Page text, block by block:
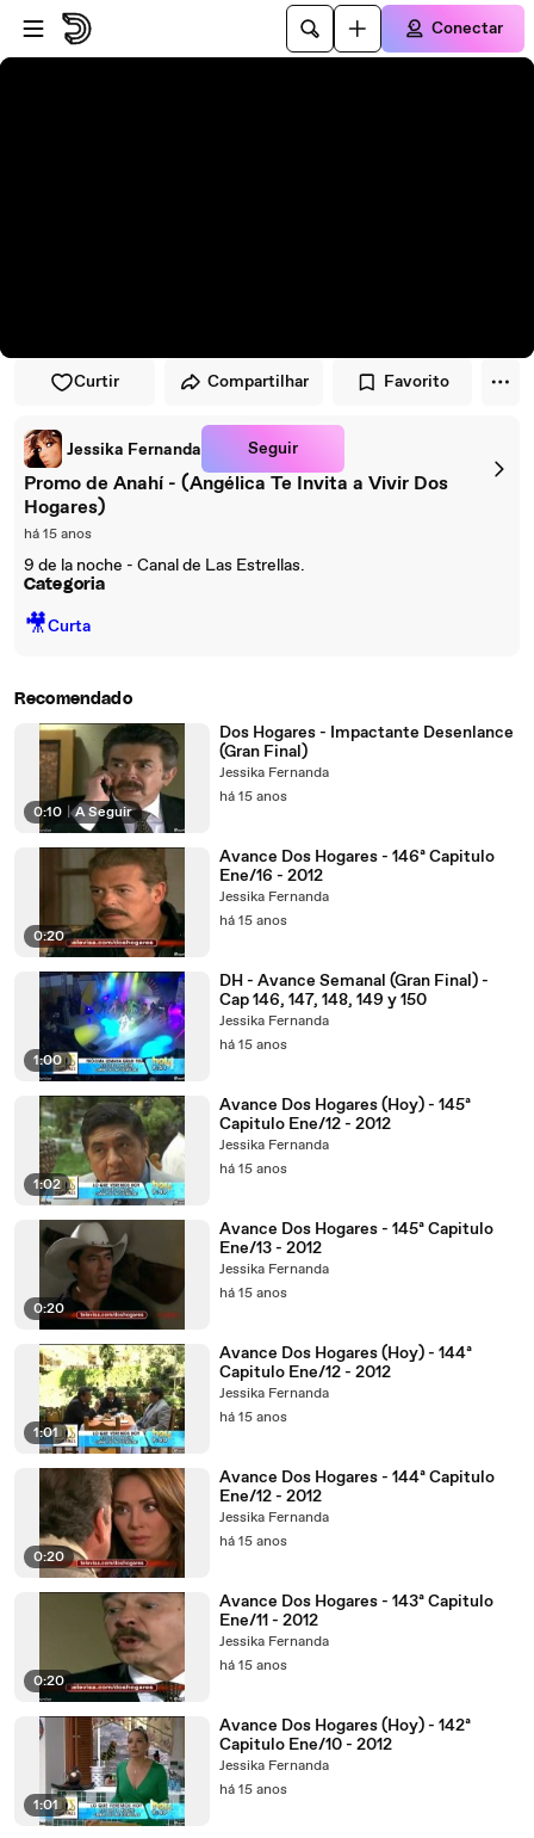
Pular para o player
Ir para o conteúdo principal
Conectar
Curtir Compartilhar Favorito
Jessika Fernanda Seguir
Promo de Anahí - (Angélica Te Invita a Vivir Dos
Hogares)
há 15 anos
9 de la noche - Canal de Las Estrellas.
Categoria
🎥Curta
Recomendado
0:10 A Seguir
Dos Hogares - Impactante Desenlance
(Gran Final)
Jessika Fernanda
há 15 anos
0:20
Avance Dos Hogares - 146ª Capitulo
Ene/16 - 2012
Jessika Fernanda
há 15 anos
1:00
DH - Avance Semanal (Gran Final) -
Cap 146, 147, 148, 149 y 150
Jessika Fernanda
há 15 anos
1:02
Avance Dos Hogares (Hoy) - 145ª
Capitulo Ene/12 - 2012
Jessika Fernanda
há 15 anos
0:20
Avance Dos Hogares - 145ª Capitulo
Ene/13 - 2012
Jessika Fernanda
há 15 anos
1:01
Avance Dos Hogares (Hoy) - 144ª
Capitulo Ene/12 - 2012
Jessika Fernanda
há 15 anos
0:20
Avance Dos Hogares - 144ª Capitulo
Ene/12 - 2012
Jessika Fernanda
há 15 anos
0:20
Avance Dos Hogares - 143ª Capitulo
Ene/11 - 2012
Jessika Fernanda
há 15 anos
1:01
Avance Dos Hogares (Hoy) - 142ª
Capitulo Ene/10 - 2012
Jessika Fernanda
há 15 anos